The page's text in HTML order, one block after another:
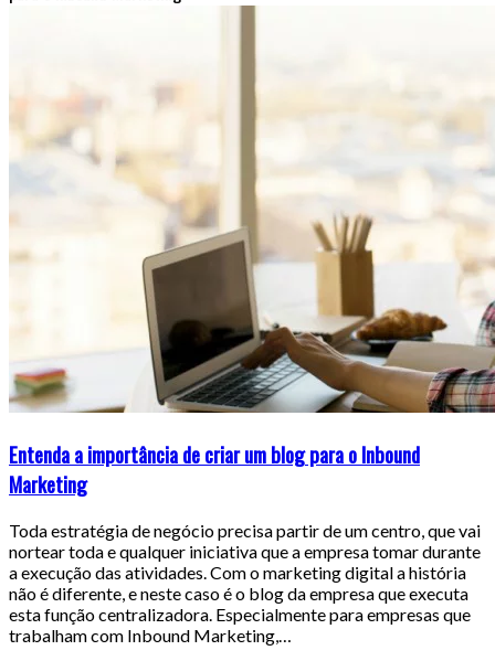
Entenda a importância de criar um blog para o Inbound
Marketing
Toda estratégia de negócio precisa partir de um centro, que vai
nortear toda e qualquer iniciativa que a empresa tomar durante
a execução das atividades. Com o marketing digital a história
não é diferente, e neste caso é o blog da empresa que executa
esta função centralizadora. Especialmente para empresas que
trabalham com Inbound Marketing,…